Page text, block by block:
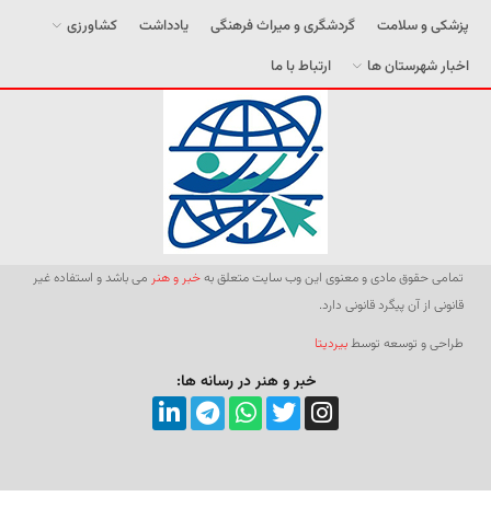
پزشکی و سلامت
گردشگری و میراث فرهنگی یادداشت
کشاورزی
اخبار شهرستان ها
ارتباط با ما
تمامی حقوق مادی و معنوی این وب سایت متعلق بهخبر و هنر می باشد و استفاده غیر
قانونی از آن پیگرد قانونی دارد.
طراحی و توسعه توسطبیردیتا
خبر و هنر در رسانه ها: